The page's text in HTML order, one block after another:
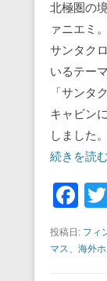
北極圏の
ァニエミ。
サンタク
いるテー
「サンタ
キャビン
しました。
続きを読
F
c
投稿日: フィ
マス、 海外